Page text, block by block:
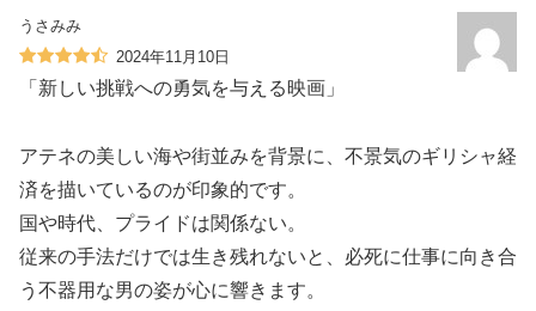
うさみみ
2024年11月10日
「新しい挑戦への勇気を与える映画」
アテネの美しい海や街並みを背景に、不景気のギリシャ経
済を描いているのが印象的です。
国や時代、プライドは関係ない。
従来の手法だけでは生き残れないと、必死に仕事に向き合
う不器用な男の姿が心に響きます。